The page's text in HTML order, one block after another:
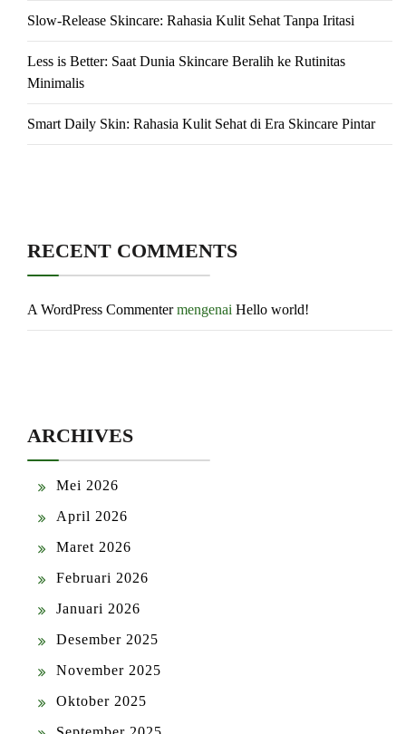
Slow-Release Skincare: Rahasia Kulit Sehat Tanpa Iritasi
Less is Better: Saat Dunia Skincare Beralih ke Rutinitas
Minimalis
Smart Daily Skin: Rahasia Kulit Sehat di Era Skincare Pintar
RECENT COMMENTS
A WordPress Commentermengenai Hello world!
ARCHIVES
Mei 2026
April 2026
Maret 2026
Februari 2026
Januari 2026
Desember 2025
November 2025
Oktober 2025